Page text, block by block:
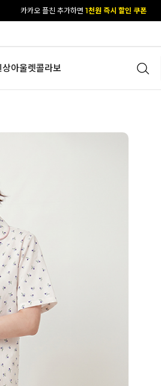
[공식몰 단독] 앱 다운받고2% 결제 할인 받기
상아울렛콜라보